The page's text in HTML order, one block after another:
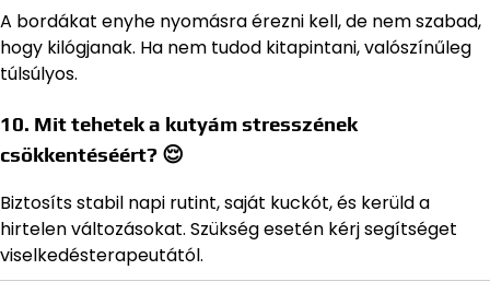
A bordákat enyhe nyomásra érezni kell, de nem szabad,
hogy kilógjanak. Ha nem tudod kitapintani, valószínűleg
túlsúlyos.
10. Mit tehetek a kutyám stresszének
csökkentéséért? 😌
Biztosíts stabil napi rutint, saját kuckót, és kerüld a
hirtelen változásokat. Szükség esetén kérj segítséget
viselkedésterapeutától.